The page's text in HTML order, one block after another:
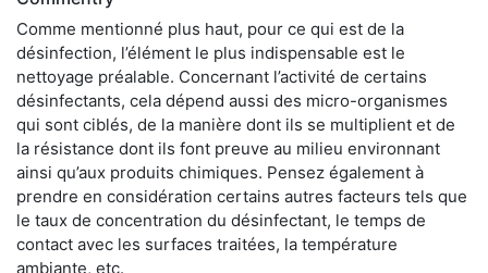
Comme mentionné plus haut, pour ce qui est de la
désinfection, l’élément le plus indispensable est le
nettoyage préalable. Concernant l’activité de certains
désinfectants, cela dépend aussi des micro-organismes
qui sont ciblés, de la manière dont ils se multiplient et de
la résistance dont ils font preuve au milieu environnant
ainsi qu’aux produits chimiques. Pensez également à
prendre en considération certains autres facteurs tels que
le taux de concentration du désinfectant, le temps de
contact avec les surfaces traitées, la température
ambiante, etc.